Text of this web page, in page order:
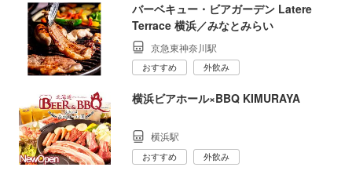
バーベキュー・ビアガーデン Latere
Terrace 横浜／みなとみらい
京急東神奈川駅
おすすめ 外飲み
横浜ビアホール×BBQ KIMURAYA
横浜駅
おすすめ 外飲み